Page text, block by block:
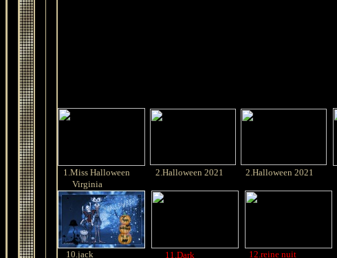
1.Miss Halloween 2.Halloween 2021 2.Halloween 2021
Virginia
10.jack 11.Dark 12.reine nuit